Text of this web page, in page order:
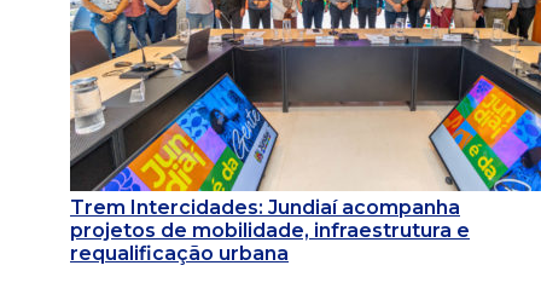
Trem Intercidades: Jundiaí acompanha
projetos de mobilidade, infraestrutura e
requalificação urbana